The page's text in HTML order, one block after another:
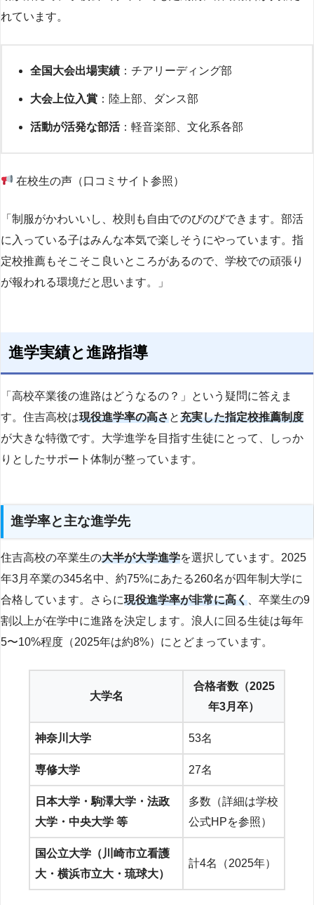
れています。
全国大会出場実績 ：チアリーディング部
大会上位入賞 ：陸上部、ダンス部
活動が活発な部活：軽音楽部、文化系各部
在校生の声（口コミサイト参照）
「制服がかわいいし、校則も自由でのびのびできます。部活
に入っている子はみんな本気で楽しそうにやっています。指
定校推薦もそこそこ良いところがあるので、学校での頑張り
が報われる環境だと思います。」
進学実績と進路指導
「高校卒業後の進路はどうなるの？」という疑問に答えま
す。住吉高校は現役進学率の高さと充実した指定校推薦制度
が大きな特徴です。大学進学を目指す生徒にとって、しっか
りとしたサポート体制が整っています。
進学率と主な進学先
住吉高校の卒業生の大半が大学進学を選択しています。2025
年3月卒業の345名中、約75%にあたる260名が四年制大学に
合格しています。さらに現役進学率が非常に高く 、卒業生の9
割以上が在学中に進路を決定します。浪人に回る生徒は毎年
5〜10%程度（2025年は約8%）にとどまっています。
大学名
合格者数（2025
年3月卒）
神奈川大学 53名
専修大学 27名
日本大学・駒澤大学・法政
大学・中央大学 等
多数（詳細は学校
公式HPを参照）
国公立大学（川崎市立看護
大・横浜市立大・琉球大）
計4名（2025年）